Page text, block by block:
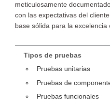
meticulosamente
con las expectativas del
base sólida para la excelencia
Tipos de pruebas
Pruebas unitarias
Pruebas de
Pruebas funcionales